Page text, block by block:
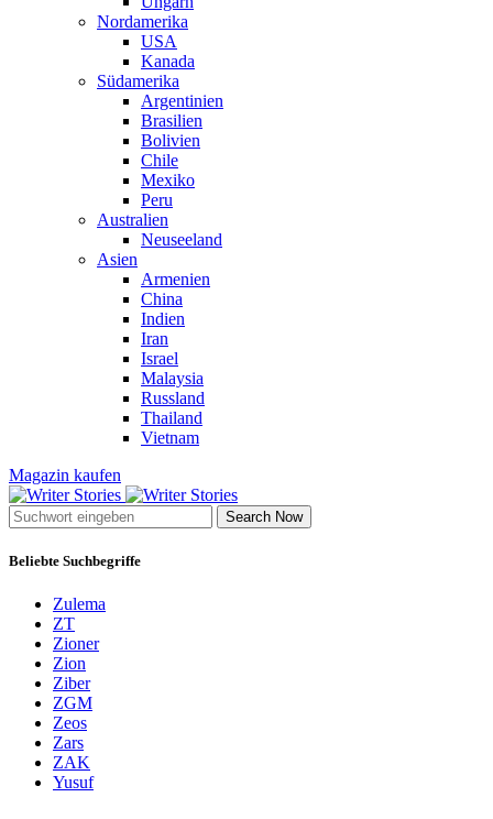
Nordamerika
USA
Kanada
Südamerika
Argentinien
Brasilien
Bolivien
Chile
Mexiko
Peru
Australien
Neuseeland
Asien
Armenien
China
Indien
Iran
Israel
Malaysia
Russland
Thailand
Vietnam
Magazin kaufen
Search Now
Beliebte Suchbegriffe
Zulema
ZT
Zioner
Zion
Ziber
ZGM
Zeos
Zars
ZAK
Yusuf